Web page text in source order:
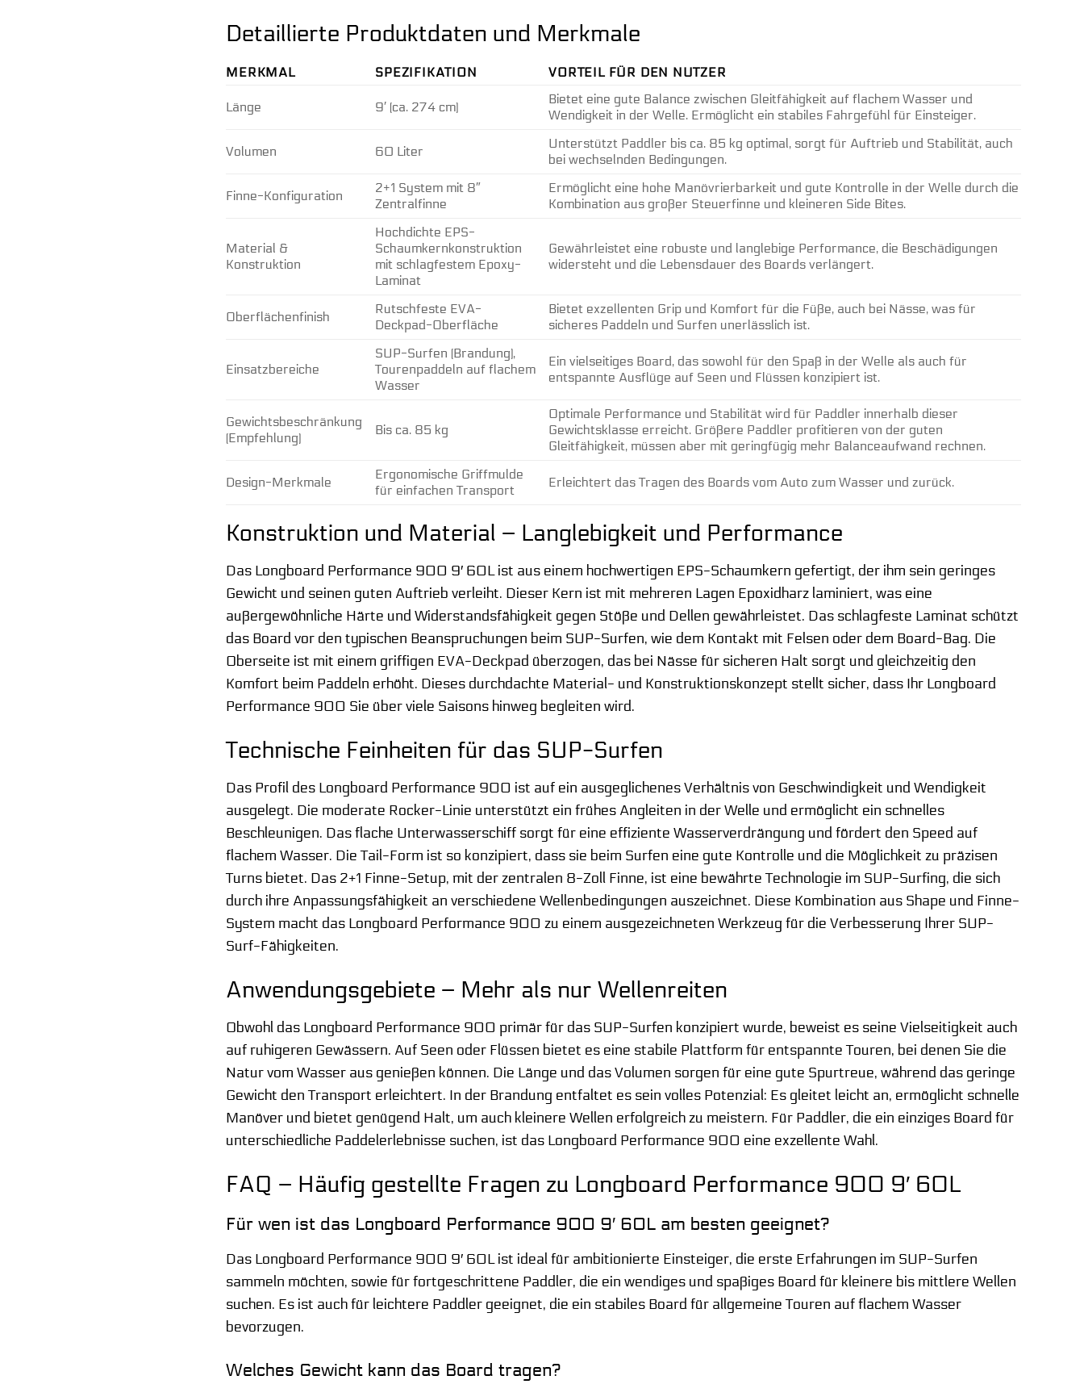
Detaillierte Produktdaten und Merkmale
MERKMAL SPEZIFIKATION VORTEIL FÜR DEN NUTZER
Länge 9′ (ca. 274 cm)
Bietet eine gute Balance zwischen Gleitfähigkeit auf flachem Wasser und
Wendigkeit in der Welle. Ermöglicht ein stabiles Fahrgefühl für Einsteiger.
Volumen 60 Liter
Unterstützt Paddler bis ca. 85 kg optimal, sorgt für Auftrieb und Stabilität, auch
bei wechselnden Bedingungen.
Finne-Konfiguration
2+1 System mit 8″
Zentralfinne
Ermöglicht eine hohe Manövrierbarkeit und gute Kontrolle in der Welle durch die
Kombination aus großer Steuerfinne und kleineren Side Bites.
Material &
Konstruktion
Hochdichte EPS-
Schaumkernkonstruktion
mit schlagfestem Epoxy-
Laminat
Gewährleistet eine robuste und langlebige Performance, die Beschädigungen
widersteht und die Lebensdauer des Boards verlängert.
Oberflächenfinish
Rutschfeste EVA-
Deckpad-Oberfläche
Bietet exzellenten Grip und Komfort für die Füße, auch bei Nässe, was für
sicheres Paddeln und Surfen unerlässlich ist.
Einsatzbereiche
SUP-Surfen (Brandung),
Tourenpaddeln auf flachem
Wasser
Ein vielseitiges Board, das sowohl für den Spaß in der Welle als auch für
entspannte Ausflüge auf Seen und Flüssen konzipiert ist.
Gewichtsbeschränkung
(Empfehlung)
Bis ca. 85 kg
Optimale Performance und Stabilität wird für Paddler innerhalb dieser
Gewichtsklasse erreicht. Größere Paddler profitieren von der guten
Gleitfähigkeit, müssen aber mit geringfügig mehr Balanceaufwand rechnen.
Design-Merkmale
Ergonomische Griffmulde
für einfachen Transport
Erleichtert das Tragen des Boards vom Auto zum Wasser und zurück.
Konstruktion und Material – Langlebigkeit und Performance
Das Longboard Performance 900 9′ 60L ist aus einem hochwertigen EPS-Schaumkern gefertigt, der ihm sein geringes
Gewicht und seinen guten Auftrieb verleiht. Dieser Kern ist mit mehreren Lagen Epoxidharz laminiert, was eine
außergewöhnliche Härte und Widerstandsfähigkeit gegen Stöße und Dellen gewährleistet. Das schlagfeste Laminat schützt
das Board vor den typischen Beanspruchungen beim SUP-Surfen, wie dem Kontakt mit Felsen oder dem Board-Bag. Die
Oberseite ist mit einem griffigen EVA-Deckpad überzogen, das bei Nässe für sicheren Halt sorgt und gleichzeitig den
Komfort beim Paddeln erhöht. Dieses durchdachte Material- und Konstruktionskonzept stellt sicher, dass Ihr Longboard
Performance 900 Sie über viele Saisons hinweg begleiten wird.
Technische Feinheiten für das SUP-Surfen
Das Profil des Longboard Performance 900 ist auf ein ausgeglichenes Verhältnis von Geschwindigkeit und Wendigkeit
ausgelegt. Die moderate Rocker-Linie unterstützt ein frühes Angleiten in der Welle und ermöglicht ein schnelles
Beschleunigen. Das flache Unterwasserschiff sorgt für eine effiziente Wasserverdrängung und fördert den Speed auf
flachem Wasser. Die Tail-Form ist so konzipiert, dass sie beim Surfen eine gute Kontrolle und die Möglichkeit zu präzisen
Turns bietet. Das 2+1 Finne-Setup, mit der zentralen 8-Zoll Finne, ist eine bewährte Technologie im SUP-Surfing, die sich
durch ihre Anpassungsfähigkeit an verschiedene Wellenbedingungen auszeichnet. Diese Kombination aus Shape und Finne-
System macht das Longboard Performance 900 zu einem ausgezeichneten Werkzeug für die Verbesserung Ihrer SUP-
Surf-Fähigkeiten.
Anwendungsgebiete – Mehr als nur Wellenreiten
Obwohl das Longboard Performance 900 primär für das SUP-Surfen konzipiert wurde, beweist es seine Vielseitigkeit auch
auf ruhigeren Gewässern. Auf Seen oder Flüssen bietet es eine stabile Plattform für entspannte Touren, bei denen Sie die
Natur vom Wasser aus genießen können. Die Länge und das Volumen sorgen für eine gute Spurtreue, während das geringe
Gewicht den Transport erleichtert. In der Brandung entfaltet es sein volles Potenzial: Es gleitet leicht an, ermöglicht schnelle
Manöver und bietet genügend Halt, um auch kleinere Wellen erfolgreich zu meistern. Für Paddler, die ein einziges Board für
unterschiedliche Paddelerlebnisse suchen, ist das Longboard Performance 900 eine exzellente Wahl.
FAQ – Häufig gestellte Fragen zu Longboard Performance 900 9′ 60L
Für wen ist das Longboard Performance 900 9′ 60L am besten geeignet?
Das Longboard Performance 900 9′ 60L ist ideal für ambitionierte Einsteiger, die erste Erfahrungen im SUP-Surfen
sammeln möchten, sowie für fortgeschrittene Paddler, die ein wendiges und spaßiges Board für kleinere bis mittlere Wellen
suchen. Es ist auch für leichtere Paddler geeignet, die ein stabiles Board für allgemeine Touren auf flachem Wasser
bevorzugen.
Welches Gewicht kann das Board tragen?